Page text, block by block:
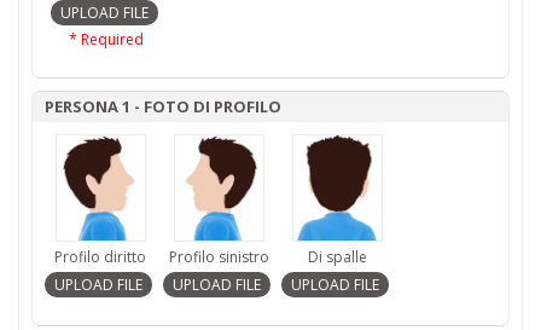
* Required
PERSONA 1 - FOTO DI PROFILO
Profilo diritto Profilo sinistro Di spalle